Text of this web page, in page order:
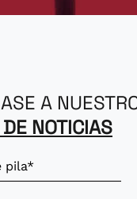
A
NOTICIAS